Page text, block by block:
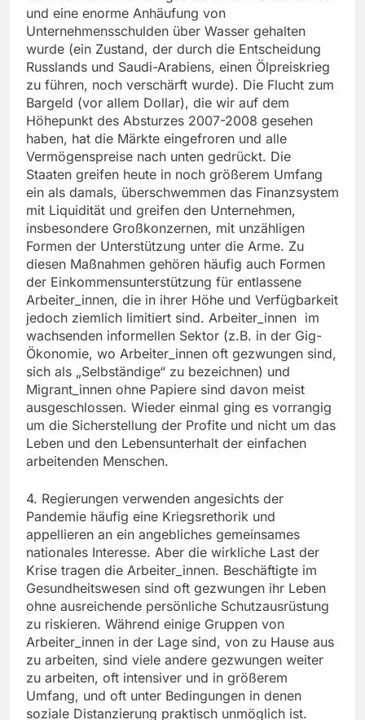
und eine enorme Anhäufung von
Unternehmensschulden über Wasser gehalten
wurde (ein Zustand, der durch die Entscheidung
Russlands und Saudi-Arabiens, einen Ölpreiskrieg
zu führen, noch verschärft wurde). Die Flucht zum
Bargeld (vor allem Dollar), die wir auf dem
Höhepunkt des Absturzes 2007-2008 gesehen
haben, hat die Märkte eingefroren und alle
Vermögenspreise nach unten gedrückt. Die
Staaten greifen heute in noch größerem Umfang
ein als damals, überschwemmen das Finanzsystem
mit Liquidität und greifen den Unternehmen,
insbesondere Großkonzernen, mit unzähligen
Formen der Unterstützung unter die Arme. Zu
diesen Maßnahmen gehören häufig auch Formen
der Einkommensunterstützung für entlassene
Arbeiter_innen, die in ihrer Höhe und Verfügbarkeit
jedoch ziemlich limitiert sind. Arbeiter_innen im
wachsenden informellen Sektor (z.B. in der Gig-
Ökonomie, wo Arbeiter_innen oft gezwungen sind,
sich als „Selbständige“ zu bezeichnen) und
Migrant_innen ohne Papiere sind davon meist
ausgeschlossen. Wieder einmal ging es vorrangig
um die Sicherstellung der Profite und nicht um das
Leben und den Lebensunterhalt der einfachen
arbeitenden Menschen.
4. Regierungen verwenden angesichts der
Pandemie häufig eine Kriegsrethorik und
appellieren an ein angebliches gemeinsames
nationales Interesse. Aber die wirkliche Last der
Krise tragen die Arbeiter_innen. Beschäftigte im
Gesundheitswesen sind oft gezwungen ihr Leben
ohne ausreichende persönliche Schutzausrüstung
zu riskieren. Während einige Gruppen von
Arbeiter_innen in der Lage sind, von zu Hause aus
zu arbeiten, sind viele andere gezwungen weiter
zu arbeiten, oft intensiver und in größerem
Umfang, und oft unter Bedingungen in denen
soziale Distanzierung praktisch unmöglich ist.